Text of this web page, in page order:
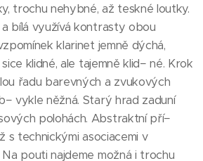
trochu nehybné, až teskné loutky.
bílá využívá kontrasty obou
klarinet jemně dýchá,
klidné, ale tajemně klid− né. Krok
řadu barevných a zvukových
vykle něžná. Starý hrad zaduní
polohách. Abstraktní pří−
s technickými asociacemi v
pouti najdeme možná i trochu